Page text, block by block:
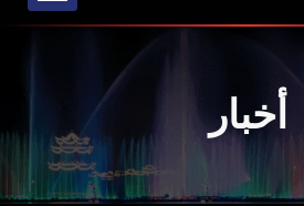
أخبار